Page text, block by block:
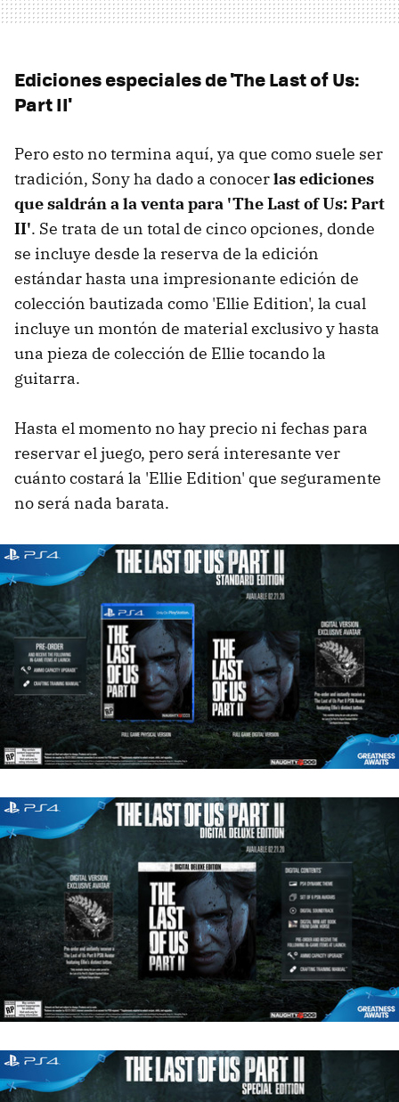
Ediciones especiales de 'The Last of Us:
Part II'
Pero esto no termina aquí, ya que como suele ser
tradición, Sony ha dado a conocerlas ediciones
que saldrán a la venta para 'The Last of Us: Part
II'. Se trata de un total de cinco opciones, donde
se incluye desde la reserva de la edición
estándar hasta una impresionante edición de
colección bautizada como 'Ellie Edition', la cual
incluye un montón de material exclusivo y hasta
una pieza de colección de Ellie tocando la
guitarra.
Hasta el momento no hay precio ni fechas para
reservar el juego, pero será interesante ver
cuánto costará la 'Ellie Edition' que seguramente
no será nada barata.